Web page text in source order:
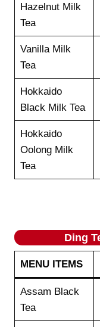
Hazelnut Milk
Tea
Vanilla Milk
Tea
Hokkaido
Black Milk Tea
Hokkaido
Oolong Milk
Tea
Ding
MENU ITEMS
Assam Black
Tea